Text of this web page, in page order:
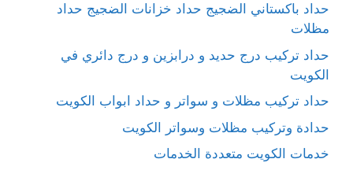
حداد باكستاني الضجيج حداد خزانات الضجيج حداد
مظلات
حداد تركيب درج حديد و درابزين و درج دائري في
الكويت
حداد تركيب مظلات و سواتر و حداد ابواب الكويت
حدادة وتركيب مظلات وسواتر الكويت
خدمات الكويت متعددة الخدمات